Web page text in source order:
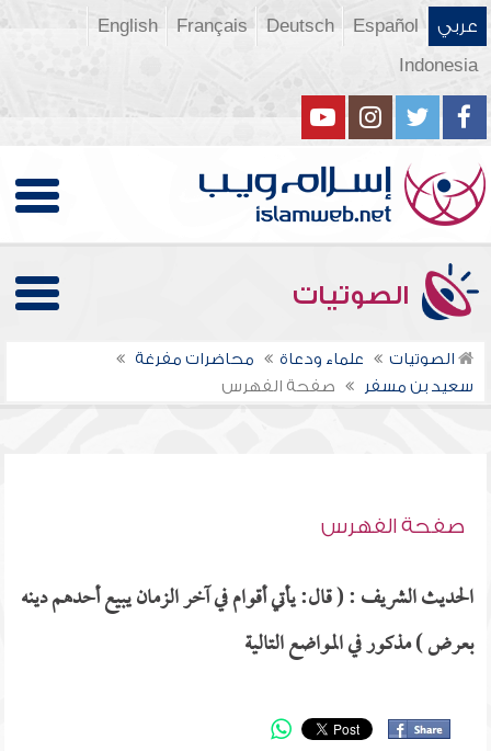
عربي Español
Deutsch
Français
English
Indonesia
الصوتيات
الصوتيات علماء ودعاة
محاضرات مفرغة
سعيد بن مسفر
صفحة الفهرس
صفحة الفهرس
الحديث الشريف : ( قال: يأتي أقوام في آخر الزمان يبيع أحدهم دينه
بعرض ) مذكور في المواضع التالية